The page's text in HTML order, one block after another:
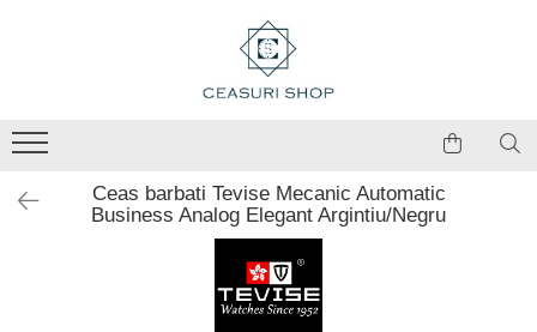
Ceas barbati Tevise Mecanic Automatic
Business Analog Elegant Argintiu/Negru